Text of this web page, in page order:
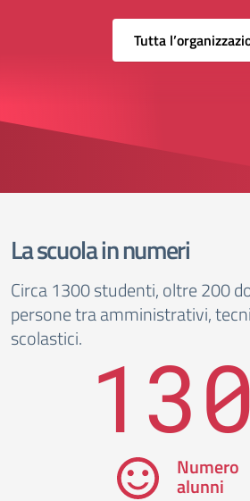
Tutta
La scuola in numeri
Circa 1300 studenti, oltre 200
persone tra amministrativi,
scolastici.
Numero
alunni